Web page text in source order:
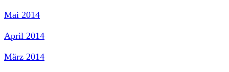
Mai 2014
April 2014
März 2014